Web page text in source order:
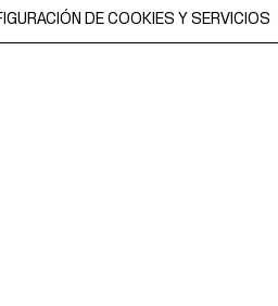
está protegido por copyright y es
Mauritz AB. DE COOKIES Y SERVICIOS